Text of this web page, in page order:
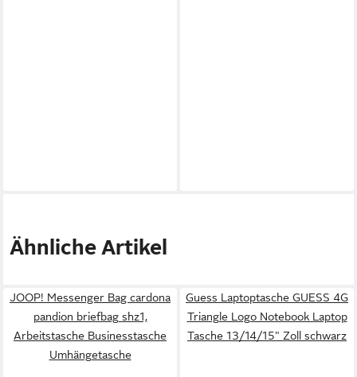
Ähnliche Artikel
JOOP! Messenger Bag cardona
pandion briefbag shz1,
Arbeitstasche Businesstasche
Umhängetasche
Guess Laptoptasche GUESS 4G
Triangle Logo Notebook Laptop
Tasche 13/14/15" Zoll schwarz